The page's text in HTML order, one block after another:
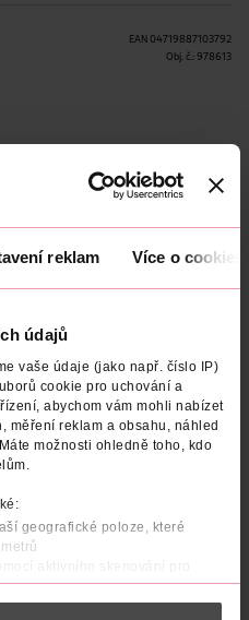
reklam Více o cookies
údajů
vaše údaje (jako např. číslo IP)
cookie pro uchování a
abychom vám mohli nabízet
měření reklam a obsahu, náhled
možnosti ohledně toho, kdo
geografické poloze, které
aktivního skenování pro
prstu)
vaše osobní údaje, a nastavte
EAN 04719887103792
Obj. č.: 978613
Měsíční kontaktní čočky
Premium -2,75
DO KOŠÍKU